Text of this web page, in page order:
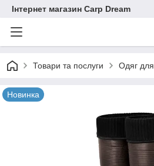
Інтернет магазин Carp Dream
Товари та послуги Одяг
Новинка